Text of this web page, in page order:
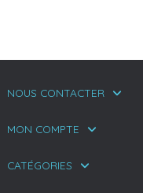
NOUS CONTACTER
MON COMPTE
CATÉGORIES